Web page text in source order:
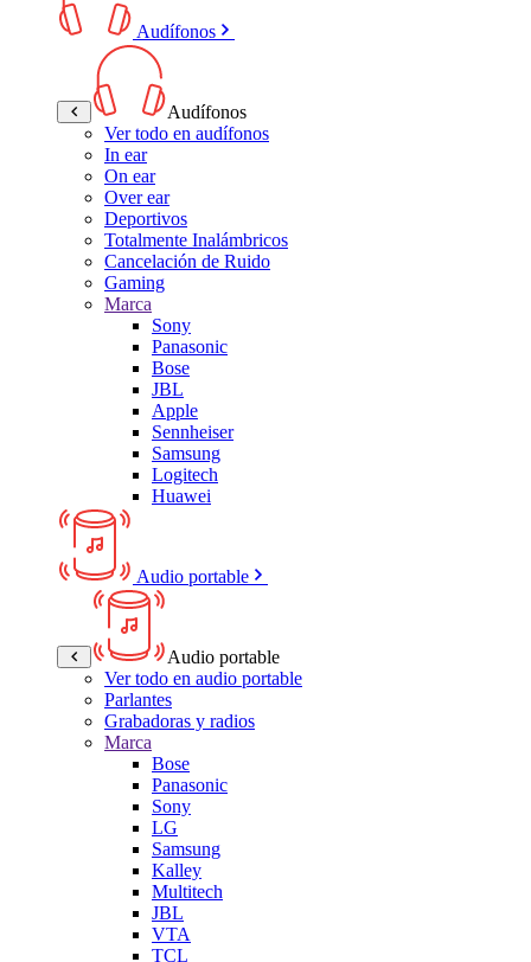
Audífonos
Audífonos
Ver todo en audífonos
In ear
On ear
Over ear
Deportivos
Totalmente Inalámbricos
Cancelación de Ruido
Gaming
Marca
Sony
Panasonic
Bose
JBL
Apple
Sennheiser
Samsung
Logitech
Huawei
Audio portable
Audio portable
Ver todo en audio portable
Parlantes
Grabadoras y radios
Marca
Bose
Panasonic
Sony
LG
Samsung
Kalley
Multitech
JBL
VTA
TCL